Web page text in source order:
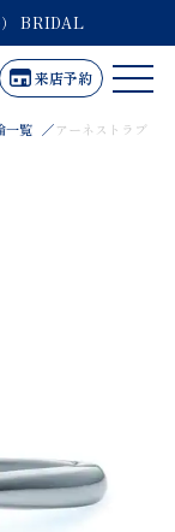
） BRIDAL
来店予約
一覧
アーネストラブ